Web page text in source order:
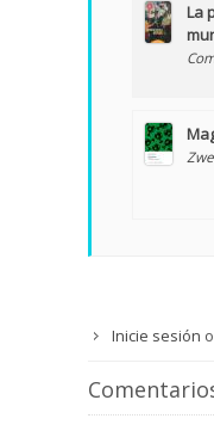
La
Inicie sesión o